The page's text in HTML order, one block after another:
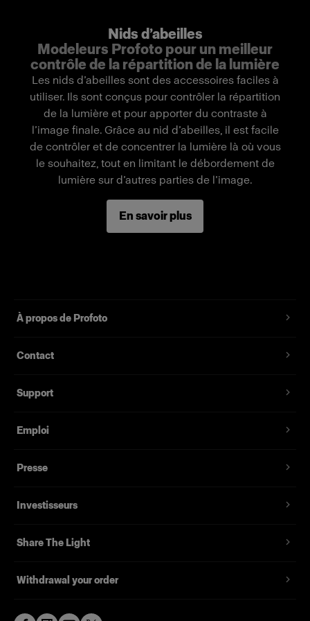
Remarque importante : Ne peut être utilisé
qu’avec des flashes Profoto équipés d’une
lampe pilote LED. Non compatible avec des
flashes Profoto équipés d’une lampe pilote
halogène en raison de la présence d’une
résistance thermique.
Fonctionnalités
Limite le faisceau de lumière à 50°.
Technique facile de montage pour une
Livrée dans un étui souple marqué.
Nids d’abeilles
Modeleurs Profoto pour un meilleur
contrôle de la répartition de la lumière
Les nids d’abeilles sont des accessoires faciles à
utiliser. Ils sont conçus pour contrôler la répartition
de la lumière et pour apporter du contraste à
l’image finale. Grâce au nid d’abeilles, il est facile
de contrôler et de concentrer la lumière là où vous
le souhaitez, tout en limitant le débordement de
lumière sur d’autres parties de l’image.
En savoir plus
À propos de Profoto
Contact
Support
Emploi
Presse
Investisseurs
Share The Light
Withdrawal your order